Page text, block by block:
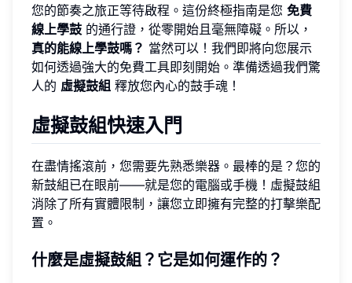
您的節奏之旅正等待啟程。這份終極指南是您 免費
線上學鼓 的通行證，從零開始且毫無障礙。所以，
真的能線上學鼓嗎？ 當然可以！我們即將向您展示
如何透過強大的免費工具即刻開始。準備透過我們驚
人的 虛擬鼓組 釋放您內心的鼓手魂！
虛擬鼓組快速入門
在盡情搖滾前，您需要先熟悉樂器。最棒的是？您的
新鼓組已在眼前——就是您的電腦或手機！虛擬鼓組
消除了所有實體限制，讓您立即擁有完整的打擊樂配
置。
什麼是虛擬鼓組？它是如何運作的？